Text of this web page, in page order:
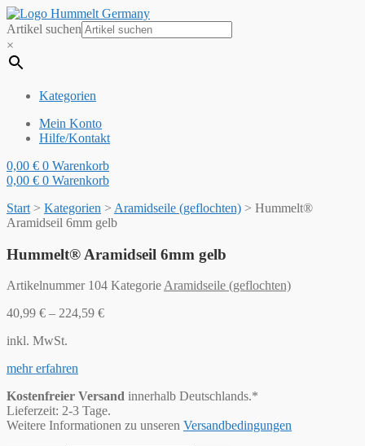
Artikel suchen
×
Kategorien
Mein Konto
Hilfe/Kontakt
0,00 € 0 Warenkorb
0,00 € 0 Warenkorb
Start > Kategorien > Aramidseile (geflochten) > Hummelt®
Aramidseil 6mm gelb
Hummelt® Aramidseil 6mm gelb
Artikelnummer 104 KategorieAramidseile (geflochten)
40,99 € – 224,59 €
inkl. MwSt.
mehr erfahren
Kostenfreier Versand innerhalb Deutschlands.*
Lieferzeit: 2-3 Tage.
Weitere Informationen zu unseren Versandbedingungen